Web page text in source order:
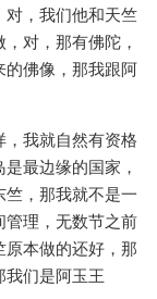
对，我们他和天竺
对，那有佛陀，
的佛像，那我跟阿
我就自然有资格
最边缘的国家，
，那我就不是一
管理，无数节之前
本做的还好，那
我们是阿玉王